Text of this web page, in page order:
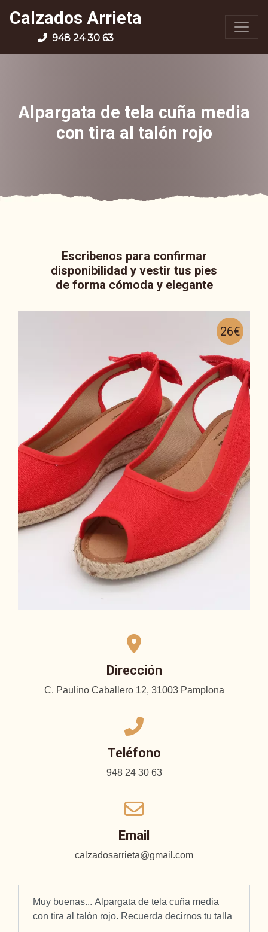
Calzados Arrieta
948 24 30 63
Alpargata de tela cuña media
con tira al talón rojo
Escribenos para confirmar
disponibilidad y vestir tus pies
de forma cómoda y elegante
26€
Dirección
C. Paulino Caballero 12, 31003 Pamplona
Teléfono
948 24 30 63
Email
calzadosarrieta@gmail.com